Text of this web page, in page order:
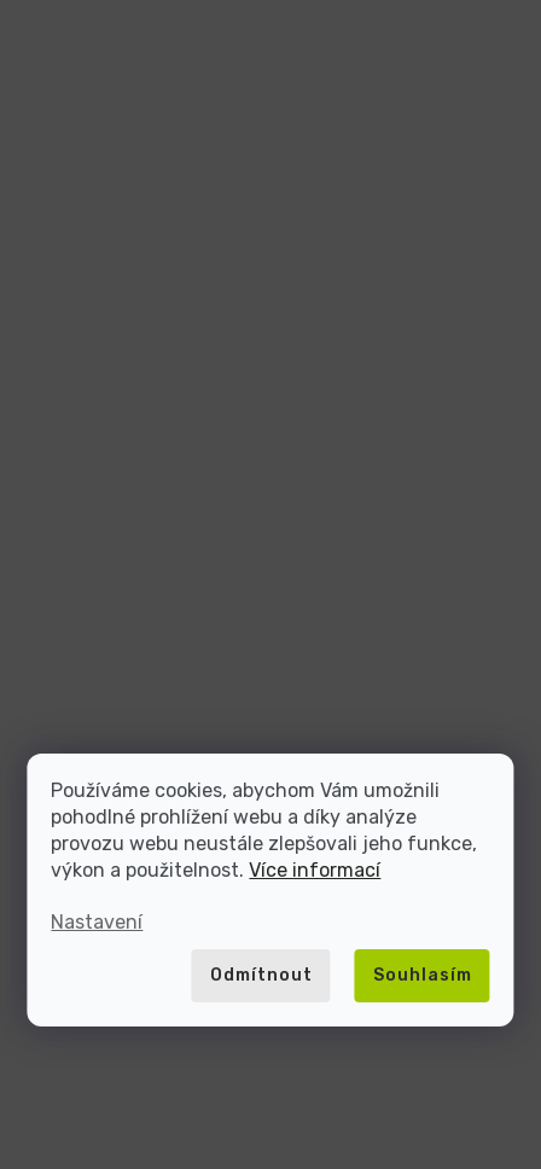
Používáme cookies, abychom Vám umožnili
pohodlné prohlížení webu a díky analýze
provozu webu neustále zlepšovali jeho funkce,
výkon a použitelnost.Více informací
Nastavení
Odmítnout Souhlasím